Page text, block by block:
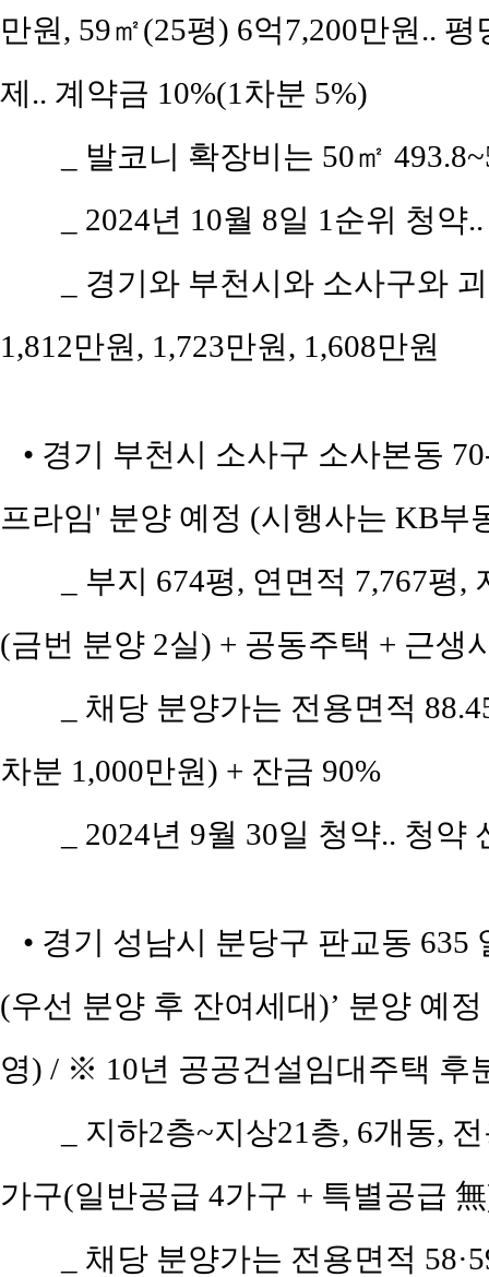
만원, 59㎡(25평) 6억7,200만원..
제.. 계약금 10%(1차분 5%)
_ 발코니 확장비는 50㎡
_ 2024년 10월 8일 1순위 청
_ 경기와 부천시와 소사구와
1,812만원, 1,723만원, 1,608만원
• 경기 부천시 소사구 소사본동
프라임' 분양 예정 (시행사는 KB부
_ 부지 674평, 연면적 7,767평
(금번 분양 2실) + 공동주택 + 근생
_ 채당 분양가는 전용면적
차분 1,000만원) + 잔금 90%
_ 2024년 9월 30일 청약.. 청
• 경기 성남시 분당구 판교동 635
(우선 분양 후 잔여세대)’ 분양 예
영) / ※ 10년 공공건설임대주택 후
_ 지하2층~지상21층, 6개동,
가구(일반공급 4가구 + 특별공급
_ 채당 분양가는 전용면적